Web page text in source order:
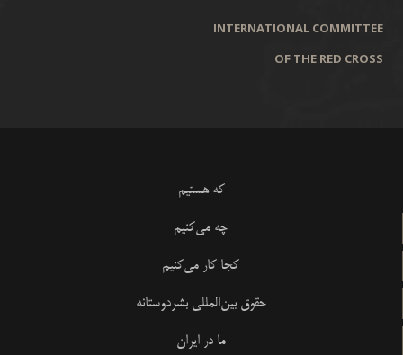
INTERNATIONAL COMMITTEE
OF THE RED CROSS
که هستیم
چه می‌کنیم
کجا کار می‌کنیم
حقوق بین‌المللی بشردوستانه
ما در ایران